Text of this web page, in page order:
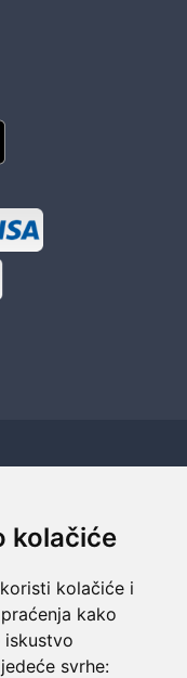
kolačiće
kolačiće i
kako
iskustvo
svrhe: